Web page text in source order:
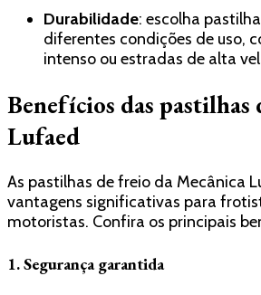
Durabilidade: escolha
diferentes condições de uso,
intenso ou estradas de alta
Benefícios das pastilhas
Lufaed
As pastilhas de freio da Mecânica
vantagens significativas para
motoristas. Confira os principais
1. Segurança garantida